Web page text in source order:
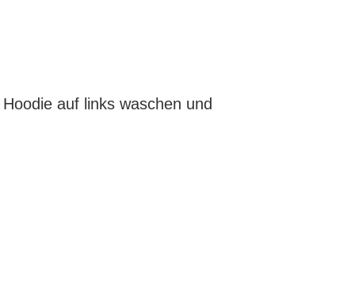
auf links waschen und